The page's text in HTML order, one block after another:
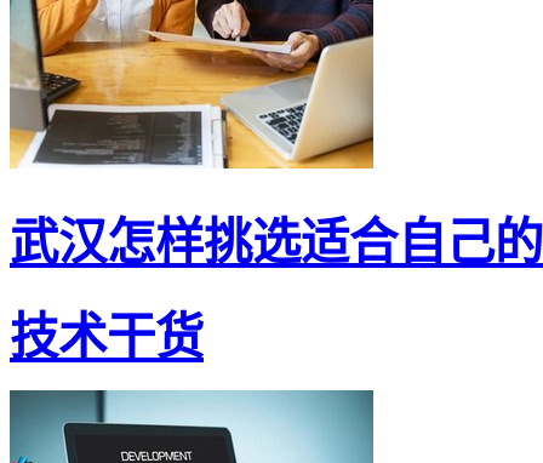
武汉怎样挑选适合自己
技术干货